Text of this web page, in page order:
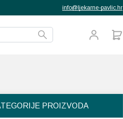
info@ljekarne-pavlic.hr
PROIZVODA